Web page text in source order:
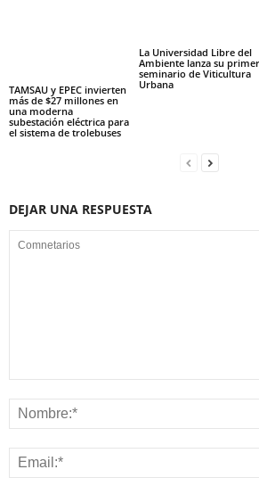
TAMSAU y EPEC invierten
más de $27 millones en
una moderna
subestación eléctrica para
el sistema de trolebuses
La Universidad Libre del
Ambiente lanza su primer
seminario de Viticultura
Urbana
DEJAR UNA RESPUESTA